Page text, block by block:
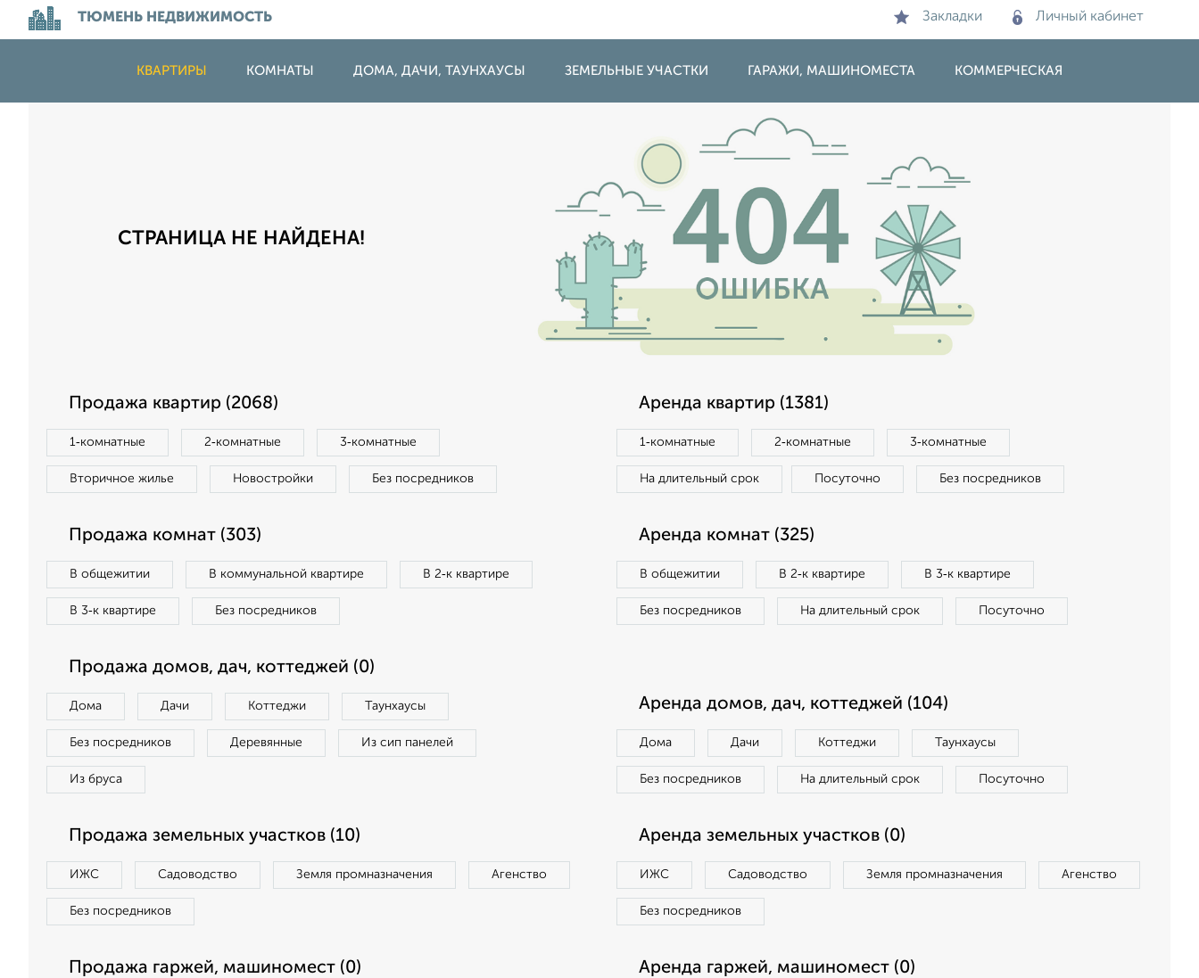
ТЮМЕНЬ НЕДВИЖИМОСТЬ Закладки Личный кабинет
КВАРТИРЫ КОМНАТЫ ДОМА, ДАЧИ, ТАУНХАУСЫ ЗЕМЕЛЬНЫЕ УЧАСТКИ ГАРАЖИ, МАШИНОМЕСТА КОММЕРЧЕСКАЯ
СТРАНИЦА НЕ НАЙДЕНА!
Продажа квартир (2068)
1‑комнатные 2‑комнатные 3‑комнатные
Вторичное жилье Новостройки Без посредников
Аренда квартир (1381)
1‑комнатные 2‑комнатные 3‑комнатные
На длительный срок Посуточно Без посредников
Продажа комнат (303)
В общежитии В коммунальной квартире В 2‑к квартире
В 3‑к квартире Без посредников
Аренда комнат (325)
В общежитии В 2‑к квартире В 3‑к квартире
Без посредников На длительный срок Посуточно
Продажа домов, дач, коттеджей (0)
Дома Дачи Коттеджи Таунхаусы
Без посредников Деревянные Из сип панелей
Из бруса
Аренда домов, дач, коттеджей (104)
Дома Дачи Коттеджи Таунхаусы
Без посредников На длительный срок Посуточно
Продажа земельных участков (10)
ИЖС Садоводство Земля промназначения Агенство
Без посредников
Аренда земельных участков (0)
ИЖС Садоводство Земля промназначения Агенство
Без посредников
Продажа гаржей, машиномест (0) Аренда гаржей, машиномест (0)